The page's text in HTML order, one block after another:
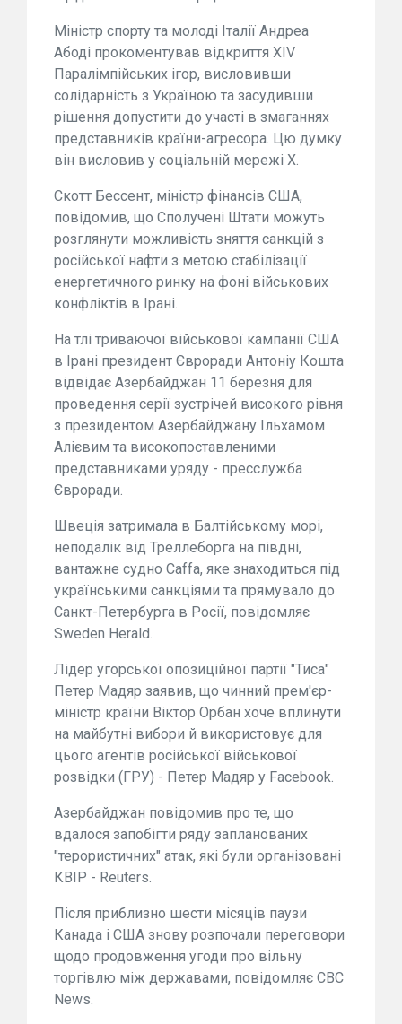
Міністр спорту та молоді Італії Андреа
Абоді прокоментував відкриття XIV
Паралімпійських ігор, висловивши
солідарність з Україною та засудивши
рішення допустити до участі в змаганнях
представників країни-агресора. Цю думку
він висловив у соціальній мережі Х.
Скотт Бессент, міністр фінансів США,
повідомив, що Сполучені Штати можуть
розглянути можливість зняття санкцій з
російської нафти з метою стабілізації
енергетичного ринку на фоні військових
конфліктів в Ірані.
На тлі триваючої військової кампанії США
в Ірані президент Євроради Антоніу Кошта
відвідає Азербайджан 11 березня для
проведення серії зустрічей високого рівня
з президентом Азербайджану Ільхамом
Алієвим та високопоставленими
представниками уряду - пресслужба
Євроради.
Швеція затримала в Балтійському морі,
неподалік від Треллеборга на півдні,
вантажне судно Caffa, яке знаходиться під
українськими санкціями та прямувало до
Санкт-Петербурга в Росії, повідомляє
Sweden Herald.
Лідер угорської опозиційної партії "Тиса"
Петер Мадяр заявив, що чинний прем'єр-
міністр країни Віктор Орбан хоче вплинути
на майбутні вибори й використовує для
цього агентів російської військової
розвідки (ГРУ) - Петер Мадяр у Facebook.
Азербайджан повідомив про те, що
вдалося запобігти ряду запланованих
"терористичних" атак, які були організовані
КВІР - Reuters.
Після приблизно шести місяців паузи
Канада і США знову розпочали переговори
щодо продовження угоди про вільну
торгівлю між державами, повідомляє CBC
News.